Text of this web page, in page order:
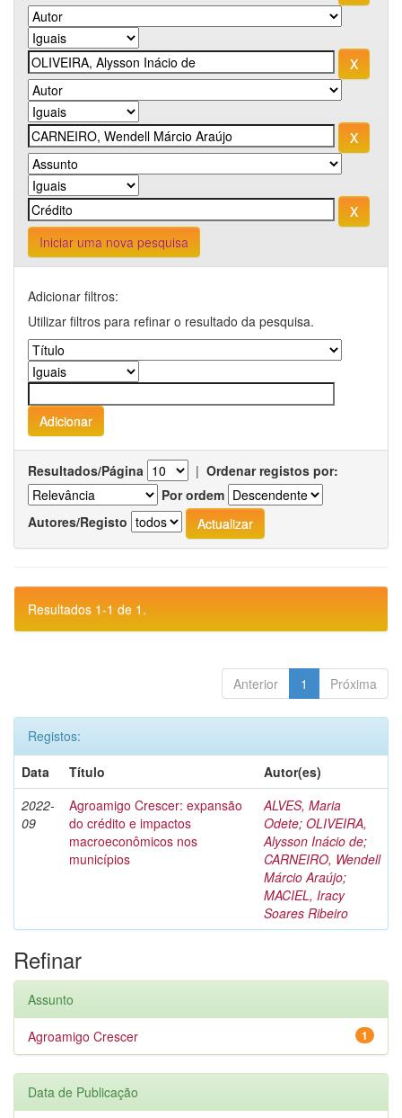
Iniciar uma nova pesquisa
Adicionar filtros:
Utilizar filtros para refinar o resultado da pesquisa.
Resultados/Página | Ordenar registos por:
Por ordem
Autores/Registo
Resultados 1-1 de 1.
Anterior 1 Próxima
Registos:
Data
Título
Autor(es)
2022-
09
Agroamigo Crescer: expansão
do crédito e impactos
macroeconômicos nos
municípios
ALVES, Maria
Odete; OLIVEIRA,
Alysson Inácio de;
CARNEIRO, Wendell
Márcio Araújo;
MACIEL, Iracy
Soares Ribeiro
Refinar
Assunto
1
Agroamigo Crescer
Data de Publicação